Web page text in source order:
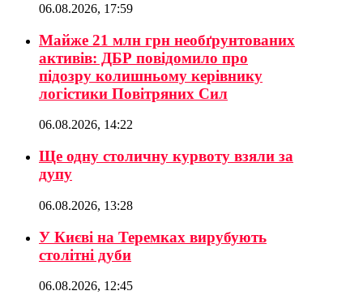
06.08.2026, 17:59
Майже 21 млн грн необґрунтованих
активів: ДБР повідомило про
підозру колишньому керівнику
логістики Повітряних Сил
06.08.2026, 14:22
Ще одну столичну курвоту взяли за
дупу
06.08.2026, 13:28
У Києві на Теремках вирубують
столітні дуби
06.08.2026, 12:45